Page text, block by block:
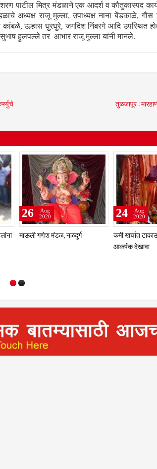
पाटील मित्र मंडळाने एक आदर्श व कौतुकास्पद
अध्यक्ष राजू मुल्ला, उपाध्यक्ष नाना बेंडकाळे,
कांबळे, उल्हास घुरघुरे, जगदिश निंबरगे आदि उपस्थित
हुलपल्ले तर आभार राजू मुल्ला यांनी मानले.
तुळजापूर :
बाजारपेठ
कोरोनाचा वाढत्या प्रादुर्भावामुळे उमरगा
विभागातील 24 गावांच्या सीमा बंदीचा
24
Apr
2021